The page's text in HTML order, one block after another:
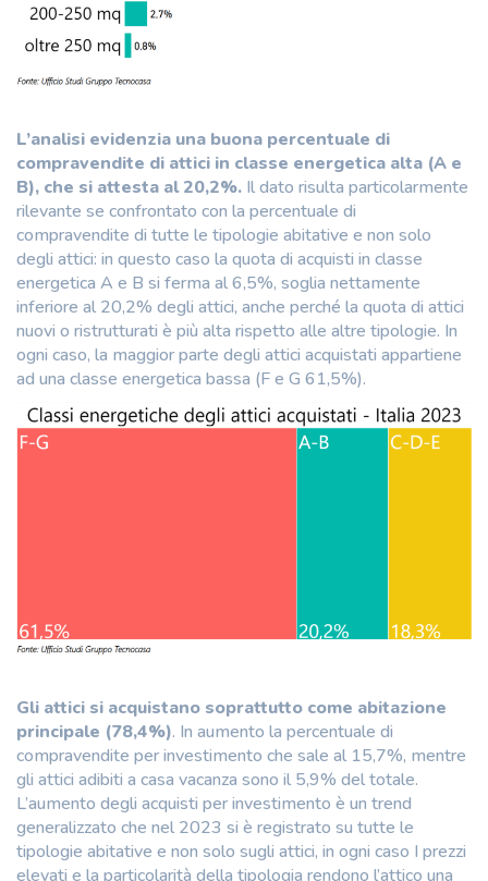
L’analisi evidenzia una buona percentuale di
compravendite di attici in classe energetica alta (A e
B), che si attesta al 20,2%. Il dato risulta particolarmente
rilevante se confrontato con la percentuale di
compravendite di tutte le tipologie abitative e non solo
degli attici: in questo caso la quota di acquisti in classe
energetica A e B si ferma al 6,5%, soglia nettamente
inferiore al 20,2% degli attici, anche perché la quota di attici
nuovi o ristrutturati è più alta rispetto alle altre tipologie. In
ogni caso, la maggior parte degli attici acquistati appartiene
ad una classe energetica bassa (F e G 61,5%).
Gli attici si acquistano soprattutto come abitazione
principale (78,4%). In aumento la percentuale di
compravendite per investimento che sale al 15,7%, mentre
gli attici adibiti a casa vacanza sono il 5,9% del totale.
L’aumento degli acquisti per investimento è un trend
generalizzato che nel 2023 si è registrato su tutte le
tipologie abitative e non solo sugli attici, in ogni caso I prezzi
elevati e la particolarità della tipologia rendono l’attico una